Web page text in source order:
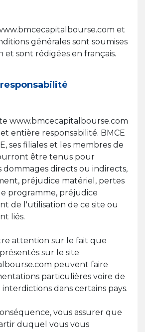
et
générales sont soumises
et sont rédigées en français.
www.bmcecapitalbourse.com
entière responsabilité. BMCE
ses filiales et les membres de
être tenus pour
dommages directs ou indirects,
préjudice matériel, pertes
programme, préjudice
de l'utilisation de ce site ou
liés.
attention sur le fait que
sur le site
peuvent faire
particulières voire de
dans certains pays.
vous assurer que
duquel vous vous